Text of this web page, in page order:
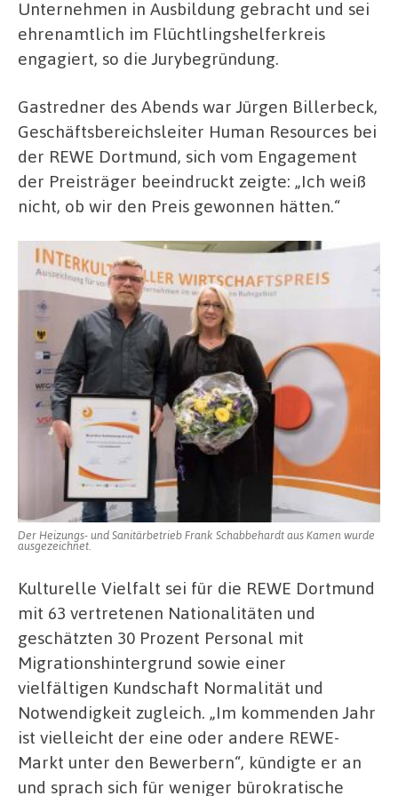
Unternehmen in Ausbildung gebracht und sei
ehrenamtlich im Flüchtlingshelferkreis
engagiert, so die Jurybegründung.
Gastredner des Abends war Jürgen Billerbeck,
Geschäftsbereichsleiter Human Resources bei
der REWE Dortmund, sich vom Engagement
der Preisträger beeindruckt zeigte: „Ich weiß
nicht, ob wir den Preis gewonnen hätten.“
Der Heizungs- und Sanitärbetrieb Frank Schabbehardt aus Kamen wurde
ausgezeichnet.
Kulturelle Vielfalt sei für die REWE Dortmund
mit 63 vertretenen Nationalitäten und
geschätzten 30 Prozent Personal mit
Migrationshintergrund sowie einer
vielfältigen Kundschaft Normalität und
Notwendigkeit zugleich. „Im kommenden Jahr
ist vielleicht der eine oder andere REWE-
Markt unter den Bewerbern“, kündigte er an
und sprach sich für weniger bürokratische